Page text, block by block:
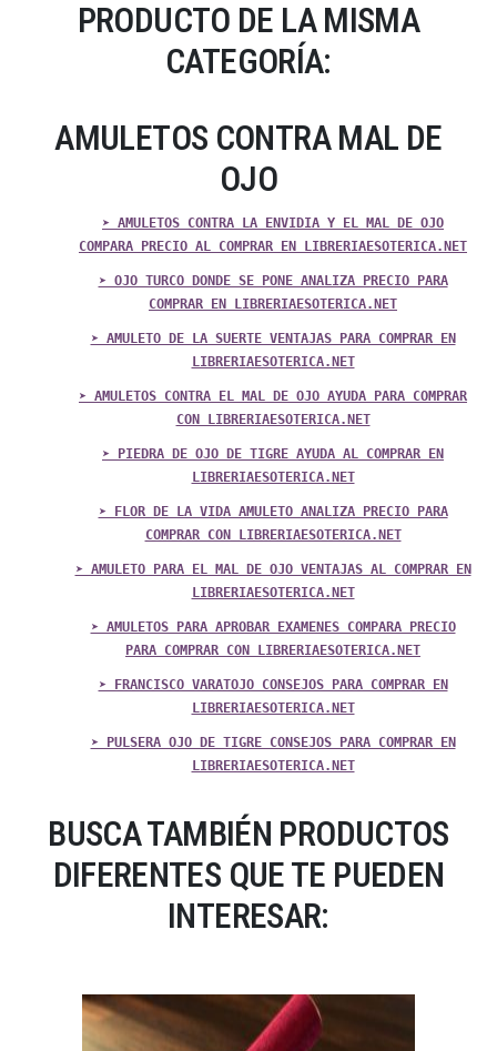
PRODUCTO DE LA MISMA
CATEGORÍA:
AMULETOS CONTRA MAL DE
OJO
➤ AMULETOS CONTRA LA ENVIDIA Y EL MAL DE OJO
COMPARA PRECIO AL COMPRAR EN LIBRERIAESOTERICA.NET
➤ OJO TURCO DONDE SE PONE ANALIZA PRECIO PARA
COMPRAR EN LIBRERIAESOTERICA.NET
➤ AMULETO DE LA SUERTE VENTAJAS PARA COMPRAR EN
LIBRERIAESOTERICA.NET
➤ AMULETOS CONTRA EL MAL DE OJO AYUDA PARA COMPRAR
CON LIBRERIAESOTERICA.NET
➤ PIEDRA DE OJO DE TIGRE AYUDA AL COMPRAR EN
LIBRERIAESOTERICA.NET
➤ FLOR DE LA VIDA AMULETO ANALIZA PRECIO PARA
COMPRAR CON LIBRERIAESOTERICA.NET
➤ AMULETO PARA EL MAL DE OJO VENTAJAS AL COMPRAR EN
LIBRERIAESOTERICA.NET
➤ AMULETOS PARA APROBAR EXAMENES COMPARA PRECIO
PARA COMPRAR CON LIBRERIAESOTERICA.NET
➤ FRANCISCO VARATOJO CONSEJOS PARA COMPRAR EN
LIBRERIAESOTERICA.NET
➤ PULSERA OJO DE TIGRE CONSEJOS PARA COMPRAR EN
LIBRERIAESOTERICA.NET
BUSCA TAMBIÉN PRODUCTOS
DIFERENTES QUE TE PUEDEN
INTERESAR: